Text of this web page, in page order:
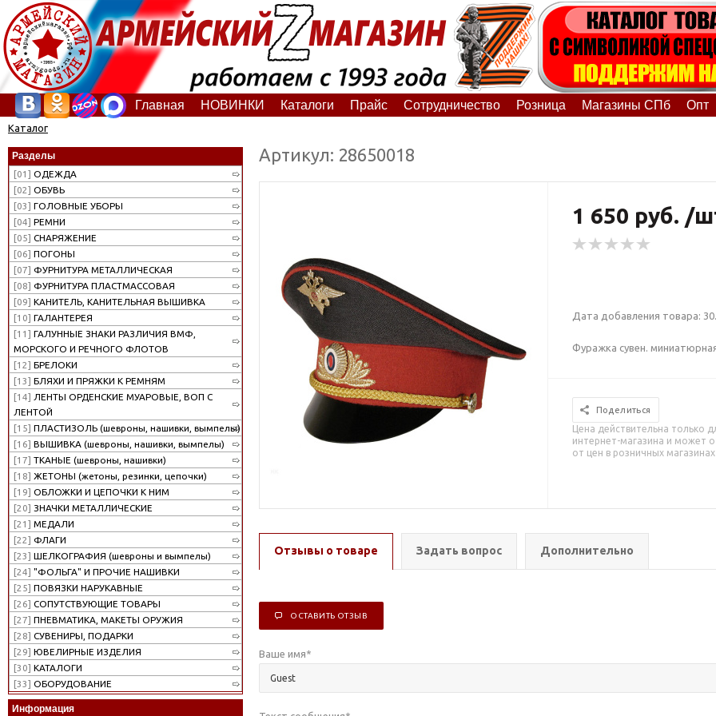
Главная НОВИНКИ Каталоги Прайс Сотрудничество Розница Магазины СПб Опт
Каталог
Разделы
[01] ОДЕЖДА
[02] ОБУВЬ
[03] ГОЛОВНЫЕ УБОРЫ
[04] РЕМНИ
[05] СНАРЯЖЕНИЕ
[06] ПОГОНЫ
[07] ФУРНИТУРА МЕТАЛЛИЧЕСКАЯ
[08] ФУРНИТУРА ПЛАСТМАССОВАЯ
[09] КАНИТЕЛЬ, КАНИТЕЛЬНАЯ ВЫШИВКА
[10] ГАЛАНТЕРЕЯ
[11] ГАЛУННЫЕ ЗНАКИ РАЗЛИЧИЯ ВМФ,
МОРСКОГО И РЕЧНОГО ФЛОТОВ
[12] БРЕЛОКИ
[13] БЛЯХИ И ПРЯЖКИ К РЕМНЯМ
[14] ЛЕНТЫ ОРДЕНСКИЕ МУАРОВЫЕ, ВОП С
ЛЕНТОЙ
[15] ПЛАСТИЗОЛЬ (шевроны, нашивки, вымпелы)
[16] ВЫШИВКА (шевроны, нашивки, вымпелы)
[17] ТКАНЫЕ (шевроны, нашивки)
[18] ЖЕТОНЫ (жетоны, резинки, цепочки)
[19] ОБЛОЖКИ И ЦЕПОЧКИ К НИМ
[20] ЗНАЧКИ МЕТАЛЛИЧЕСКИЕ
[21] МЕДАЛИ
[22] ФЛАГИ
[23] ШЕЛКОГРАФИЯ (шевроны и вымпелы)
[24] "ФОЛЬГА" И ПРОЧИЕ НАШИВКИ
[25] ПОВЯЗКИ НАРУКАВНЫЕ
[26] СОПУТСТВУЮЩИЕ ТОВАРЫ
[27] ПНЕВМАТИКА, МАКЕТЫ ОРУЖИЯ
[28] СУВЕНИРЫ, ПОДАРКИ
[29] ЮВЕЛИРНЫЕ ИЗДЕЛИЯ
[30] КАТАЛОГИ
[33] ОБОРУДОВАНИЕ
Информация
Артикул: 28650018
1 650 руб. /
Дата добавления товара:
Фуражка сувен.
Поделиться
Цена действительна только
интернет-магазина и может
от цен в розничных магазинах
Отзывы о товаре Задать вопрос Дополнительно
ОСТАВИТЬ ОТЗЫВ
Ваше имя*